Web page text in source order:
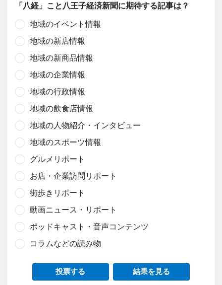
「八経」こと八王子経済新聞に期待する記事は？
地域のイベント情報
地域の新店情報
地域の新商品情報
地域の企業情報
地域の行政情報
地域の飲食店情報
地域の人物紹介・インタビュー
地域のスポーツ情報
グルメリポート
お店・企業訪問リポート
街歩きリポート
動画ニュース・リポート
ポッドキャスト・音声コンテンツ
コラムなどの読み物
投票する 結果を見る